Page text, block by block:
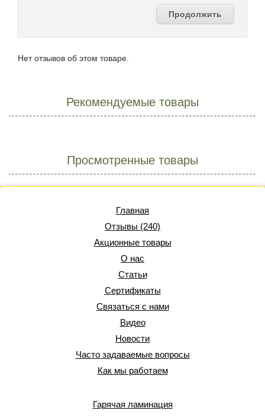
Продолжить
Нет отзывов об этом товаре.
Рекомендуемые товары
Просмотренные товары
Главная
Отзывы (240)
Акционные товары
О нас
Статьи
Сертификаты
Связаться с нами
Видео
Новости
Часто задаваемые вопросы
Как мы работаем
Гарячая ламинация